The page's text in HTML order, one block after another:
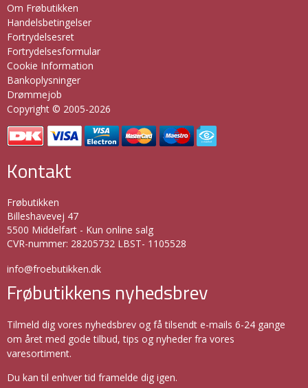
Om Frøbutikken
Handelsbetingelser
Fortrydelsesret
Fortrydelsesformular
Cookie Information
Bankoplysninger
Drømmejob
Copyright © 2005-2026
Kontakt
Frøbutikken
Billeshavevej 47
5500 Middelfart - Kun online salg
CVR-nummer: 28205732 LBST- 1105528
info@froebutikken.dk
Frøbutikkens nyhedsbrev
Tilmeld dig vores nyhedsbrev og få tilsendt e-mails 6-24 gange
om året med gode tilbud, tips og nyheder fra vores
varesortiment.
Du kan til enhver tid framelde dig igen.